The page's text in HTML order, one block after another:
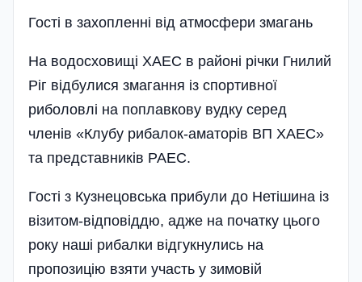
Гостi в захопленнi вiд атмосфери змагань
На водосховищі ХАЕС в районі річки Гнилий
Ріг відбулися змагання із спортивної
риболовлі на поплавкову вудку серед
членів «Клубу рибалок-аматорів ВП ХАЕС»
та представників РАЕС.
Гості з Кузнецовська прибули до Нетішина із
візитом-відповіддю, адже на початку цього
року наші рибалки відгукнулись на
пропозицію взяти участь у зимовій